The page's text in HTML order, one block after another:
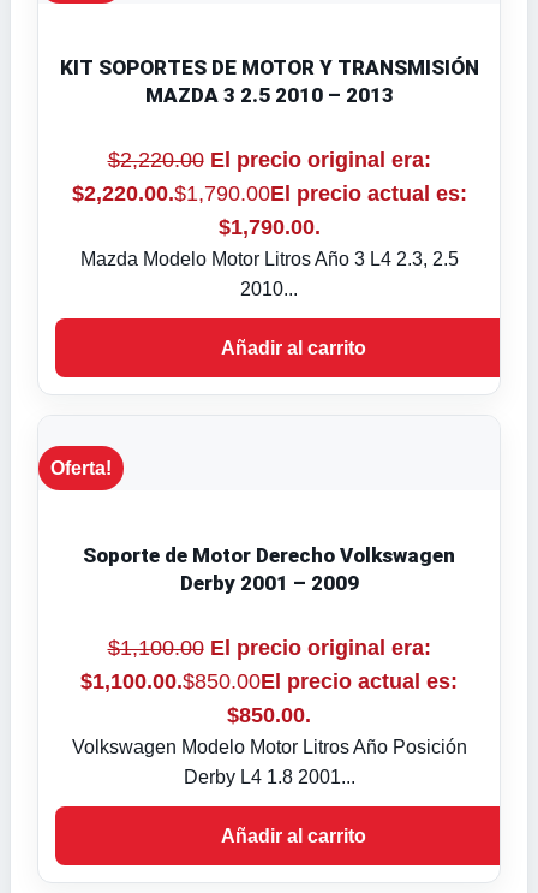
KIT SOPORTES DE MOTOR Y TRANSMISIÓN
MAZDA 3 2.5 2010 – 2013
$2,220.00 El precio original era:
$2,220.00.$1,790.00El precio actual es:
$1,790.00.
Mazda Modelo Motor Litros Año 3 L4 2.3, 2.5
2010...
Añadir al carrito
Oferta!
Soporte de Motor Derecho Volkswagen
Derby 2001 – 2009
$1,100.00 El precio original era:
$1,100.00.$850.00El precio actual es:
$850.00.
Volkswagen Modelo Motor Litros Año Posición
Derby L4 1.8 2001...
Añadir al carrito